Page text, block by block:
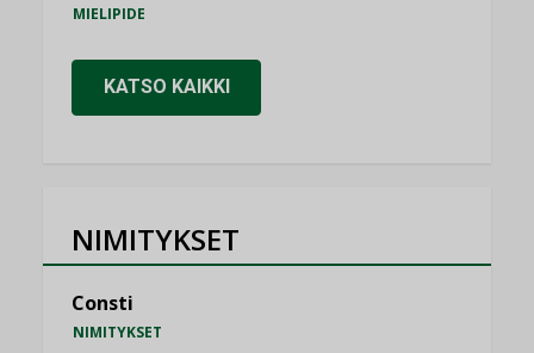
MIELIPIDE
KATSO KAIKKI
NIMITYKSET
Consti
NIMITYKSET